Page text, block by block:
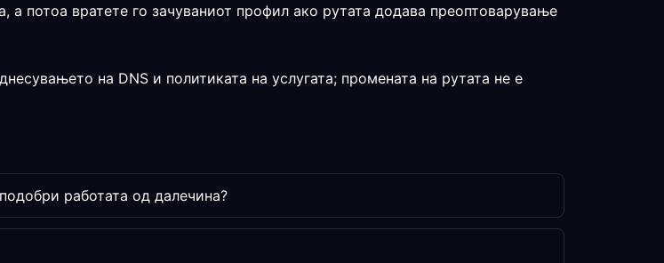
а потоа вратете го зачуваниот профил ако рутата додава преоптоварување
на DNS и политиката на услугата; промената на рутата не е
работата од далечина?